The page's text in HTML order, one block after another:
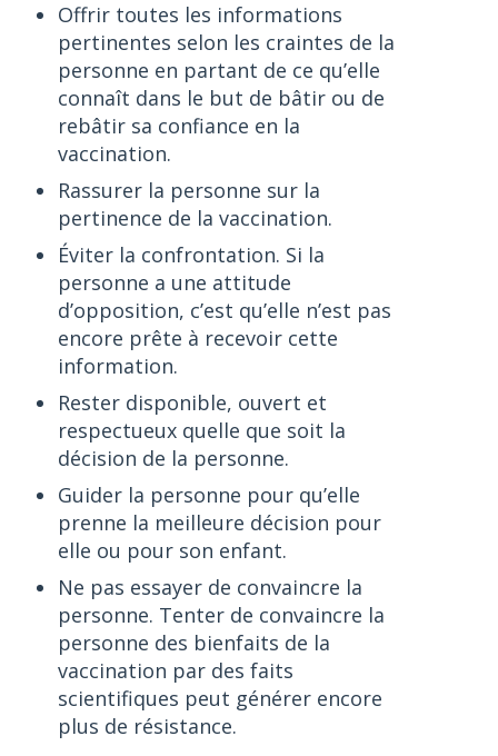
Offrir toutes les informations
pertinentes selon les craintes de la
personne en partant de ce qu’elle
connaît dans le but de bâtir ou de
rebâtir sa confiance en la
vaccination.
Rassurer la personne sur la
pertinence de la vaccination.
Éviter la confrontation. Si la
personne a une attitude
d’opposition, c’est qu’elle n’est pas
encore prête à recevoir cette
information.
Rester disponible, ouvert et
respectueux quelle que soit la
décision de la personne.
Guider la personne pour qu’elle
prenne la meilleure décision pour
elle ou pour son enfant.
Ne pas essayer de convaincre la
personne. Tenter de convaincre la
personne des bienfaits de la
vaccination par des faits
scientifiques peut générer encore
plus de résistance.